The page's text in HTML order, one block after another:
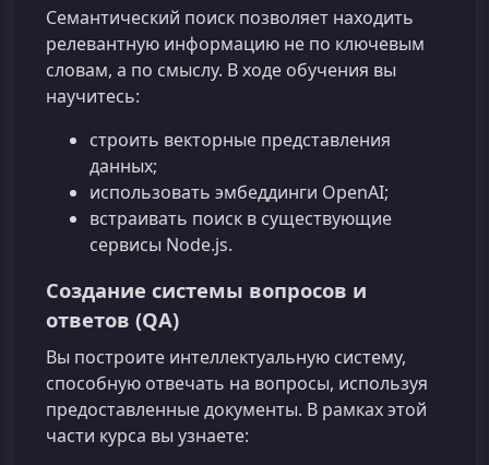
Семантический поиск позволяет находить
релевантную информацию не по ключевым
словам, а по смыслу. В ходе обучения вы
научитесь:
строить векторные представления
данных;
использовать эмбеддинги OpenAI;
встраивать поиск в существующие
сервисы Node.js.
Создание системы вопросов и
ответов (QA)
Вы построите интеллектуальную систему,
способную отвечать на вопросы, используя
предоставленные документы. В рамках этой
части курса вы узнаете: